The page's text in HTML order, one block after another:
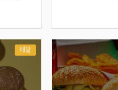
배달